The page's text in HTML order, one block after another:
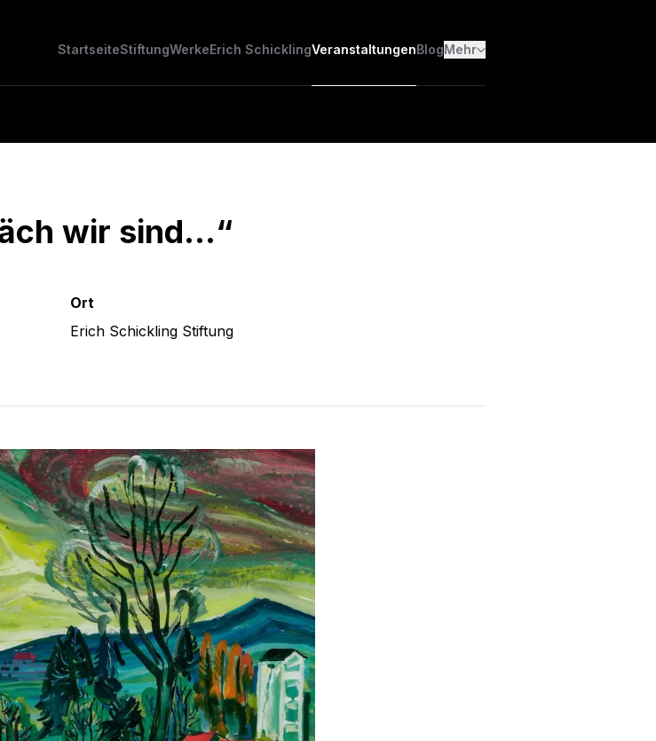
StartseiteStiftungWerkeErich SchicklingVeranstaltungenBlogMehr
wir sind…“
Ort
Erich Schickling Stiftung